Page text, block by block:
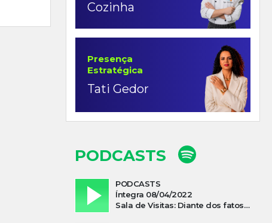
Cozinha
Presença
Estratégica
Tati Gedor
PODCASTS
PODCASTS
Íntegra 08/04/2022
Sala de Visitas: Diante dos fatos que influenciam a economia o que podemos esperar de 2022